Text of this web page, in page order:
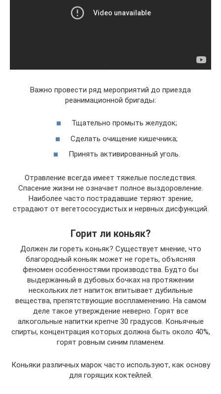
Важно провести ряд мероприятий до приезда
реанимационной бригады:
Тщательно промыть желудок;
Сделать очищение кишечника;
Принять активированный уголь.
Отравление всегда имеет тяжелые последствия.
Спасение жизни не означает полное выздоровление.
Наиболее часто пострадавшие теряют зрение,
страдают от вегетососудистых и нервных дисфункций.
Горит ли коньяк?
Должен ли гореть коньяк? Существует мнение, что
благородный коньяк может не гореть, объясняя
феномен особенностями производства. Будто бы
выдержанный в дубовых бочках на протяжении
нескольких лет напиток впитывает дубильные
вещества, препятствующие воспламенению. На самом
деле такое утверждение неверно. Горят все
алкогольные напитки крепче 30 градусов. Коньячные
спирты, концентрация которых должна быть около 40%,
горят ровным синим пламенем.
Коньяки различных марок часто используют, как основу
для горящих коктейлей.